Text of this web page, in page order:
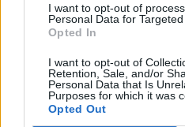
I want to opt-out of
Personal Data for Targeted
Opted In
I want to opt-out of
Retention, Sale, and/or
Personal Data that Is
Purposes for which it was
Opted Out
Mais respostas de
Cruzadinha
Senha